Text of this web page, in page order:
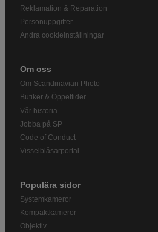
Reklamation & Reparation
Personuppgifter
Ändra cookieinställningar
Om oss
Om Scandinavian Photo
Butiker & Öppettider
Vår historia
Jobba på SP
Code of Conduct
Visselblåsarportal
Populära sidor
Systemkameror
Kompaktkameror
Objektiv